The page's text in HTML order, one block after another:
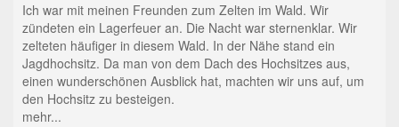
Ich war mit meinen Freunden zum Zelten im Wald. Wir
zündeten ein Lagerfeuer an. Die Nacht war sternenklar. Wir
zelteten häufiger in diesem Wald. In der Nähe stand ein
Jagdhochsitz. Da man von dem Dach des Hochsitzes aus,
einen wunderschönen Ausblick hat, machten wir uns auf, um
den Hochsitz zu besteigen.
mehr...